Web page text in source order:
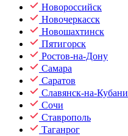
Новороссийск
Новочеркасск
Новошахтинск
Пятигорск
Ростов-на-Дону
Самара
Саратов
Славянск-на-Кубани
Сочи
Ставрополь
Таганрог